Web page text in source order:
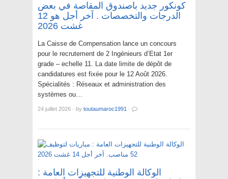
كونكور جديد باصندوق المقاصة في بعض
الدرجات والتخصصات . آخر أجل هو 12
غشت 2026
La Caisse de Compensation lance un concours
pour le recrutement de 2 Ingénieurs d’Etat 1er
grade – echelle 11. La date limite de dépôt de
candidatures est fixée pour le 12 Août 2026.
Spécialités : Réseaux et administration des
systèmes ou…
24 juillet 2026 · by toutaumaroc1991 ·
الوكالة الوطنية للتجهيزات العامة :